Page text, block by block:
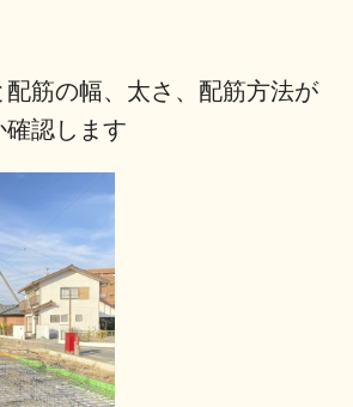
筋の幅、太さ、配筋方法が
認します